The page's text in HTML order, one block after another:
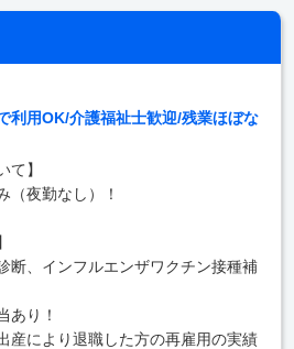
利用OK/介護福祉士歓迎/残業ほぼな
て】
（夜勤なし）！
断、インフルエンザワクチン接種補
あり！
産により退職した方の再雇用の実績